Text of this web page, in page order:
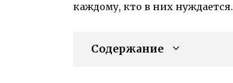
каждому, кто в них нуждается.
Содержание